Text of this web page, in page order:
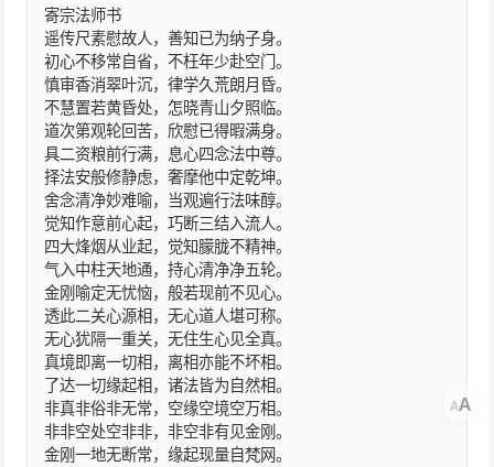
寄宗法师书
遥传尺素慰故人，善知已为纳子身。
初心不移常自省，不枉年少赴空门。
慎审香消翠叶沉，律学久荒朗月昏。
不慧置若黄昏处，怎晓青山夕照临。
道次第观轮回苦，欣慰已得暇满身。
具二资粮前行满，息心四念法中尊。
择法安般修静虑，奢摩他中定乾坤。
舍念清净妙难喻，当观遍行法味醇。
觉知作意前心起，巧断三结入流人。
四大烽烟从业起，觉知朦胧不精神。
气入中柱天地通，持心清净净五轮。
金刚喻定无忧恼，般若现前不见心。
透此二关心源相，无心道人堪可称。
无心犹隔一重关，无住生心见全真。
真境即离一切相，离相亦能不坏相。
了达一切缘起相，诸法皆为自然相。
非真非俗非无常，空缘空境空万相。
非非空处空非非，非空非有见金刚。
金刚一地无断常，缘起现量自梵网。
AA